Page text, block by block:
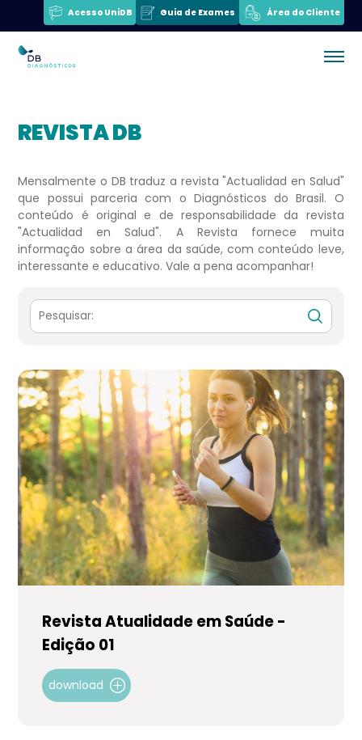
Acesso UniDB Guia de Exames Área do Cliente
REVISTA DB
Mensalmente o DB traduz a revista "Actualidad en Salud"
que possui parceria com o Diagnósticos do Brasil. O
conteúdo é original e de responsabilidade da revista
"Actualidad en Salud". A Revista fornece muita
informação sobre a área da saúde, com conteúdo leve,
interessante e educativo. Vale a pena acompanhar!
Revista Atualidade em Saúde -
Edição 01
download